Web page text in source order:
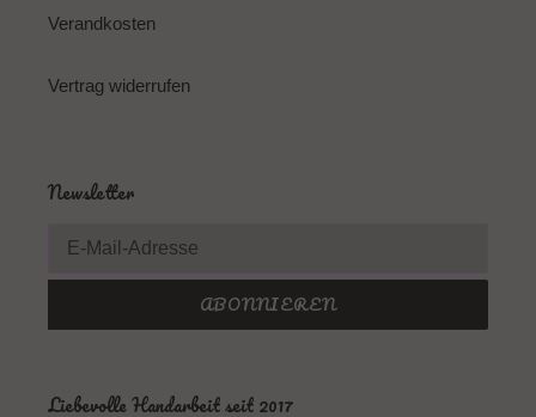
Verandkosten
Vertrag widerrufen
Newsletter
ABONNIEREN
Liebevolle Handarbeit seit 2017